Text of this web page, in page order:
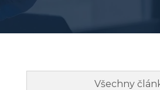
Všechny